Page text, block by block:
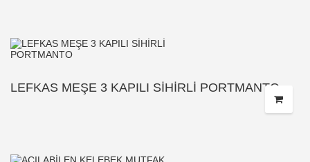
LEFKAS MEŞE 3 KAPILI SİHİRLİ PORTMANTO